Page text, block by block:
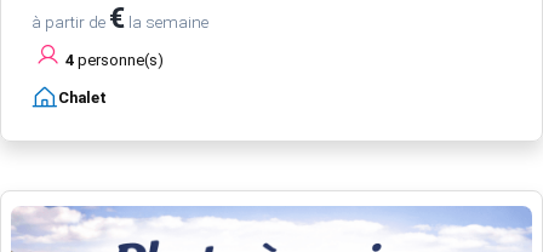
à partir de € la semaine
4 personne(s)
Chalet